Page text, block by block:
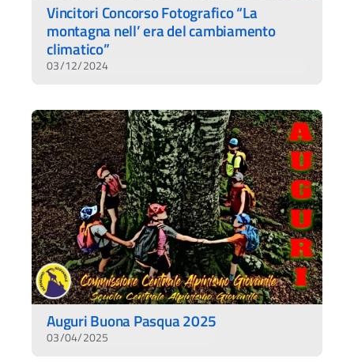
Vincitori Concorso Fotografico “La
montagna nell’ era del cambiamento
climatico”
03/12/2024
Auguri Buona Pasqua 2025
03/04/2025